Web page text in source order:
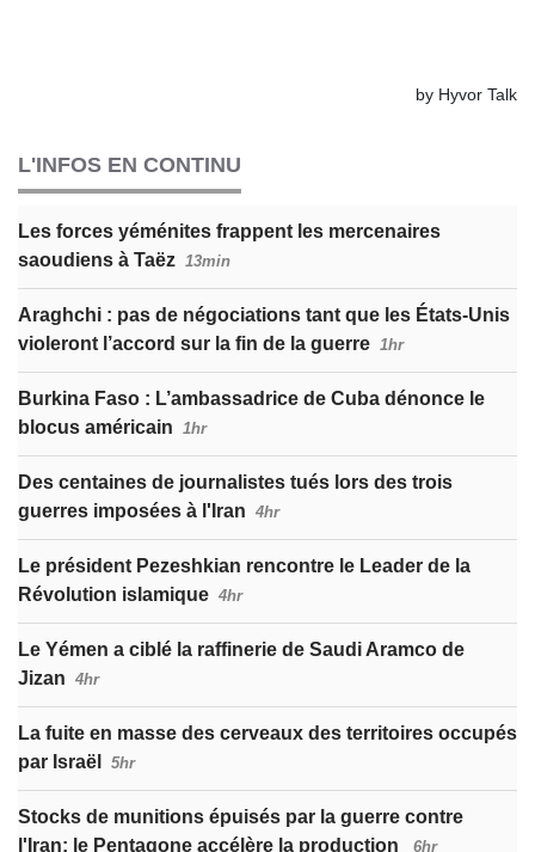
L'INFOS EN CONTINU
Les forces yéménites frappent les mercenaires
saoudiens à Taëz 13min
Araghchi : pas de négociations tant que les États-Unis
violeront l’accord sur la fin de la guerre 1hr
Burkina Faso : L’ambassadrice de Cuba dénonce le
blocus américain 1hr
Des centaines de journalistes tués lors des trois
guerres imposées à l'Iran 4hr
Le président Pezeshkian rencontre le Leader de la
Révolution islamique 4hr
Le Yémen a ciblé la raffinerie de Saudi Aramco de
Jizan 4hr
La fuite en masse des cerveaux des territoires occupés
par Israël
5hr
Stocks de munitions épuisés par la guerre contre
l'Iran: le Pentagone accélère la production
6hr